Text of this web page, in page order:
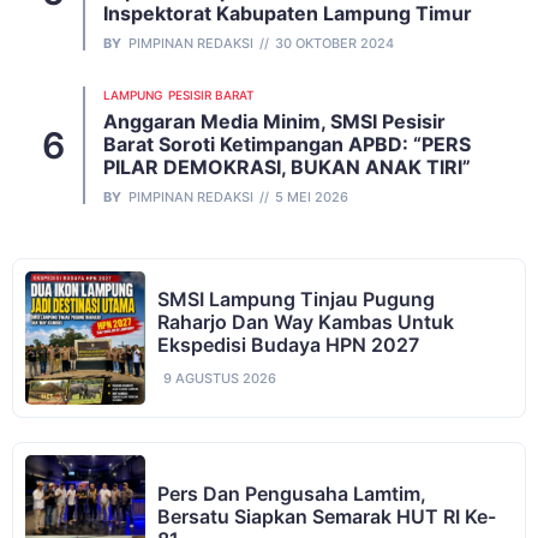
Inspektorat Kabupaten Lampung Timur
BY PIMPINAN REDAKSI 30 OKTOBER 2024
LAMPUNG PESISIR BARAT
Anggaran Media Minim, SMSI Pesisir
Barat Soroti Ketimpangan APBD: “PERS
PILAR DEMOKRASI, BUKAN ANAK TIRI”
BY PIMPINAN REDAKSI 5 MEI 2026
SMSI Lampung Tinjau Pugung
Raharjo Dan Way Kambas Untuk
Ekspedisi Budaya HPN 2027
9 AGUSTUS 2026
Pers Dan Pengusaha Lamtim,
Bersatu Siapkan Semarak HUT RI Ke-